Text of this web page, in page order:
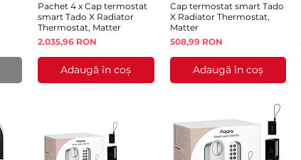
Afișare rapidă
Pachet 4 x Cap termostat
smart Tado X Radiator
Thermostat, Matter
Preț
2.035,96 RON
Adaugă în coș
Afișare rapidă
Cap termostat smart Tado
X Radiator Thermostat,
Matter
Preț
508,99 RON
Adaugă în coș